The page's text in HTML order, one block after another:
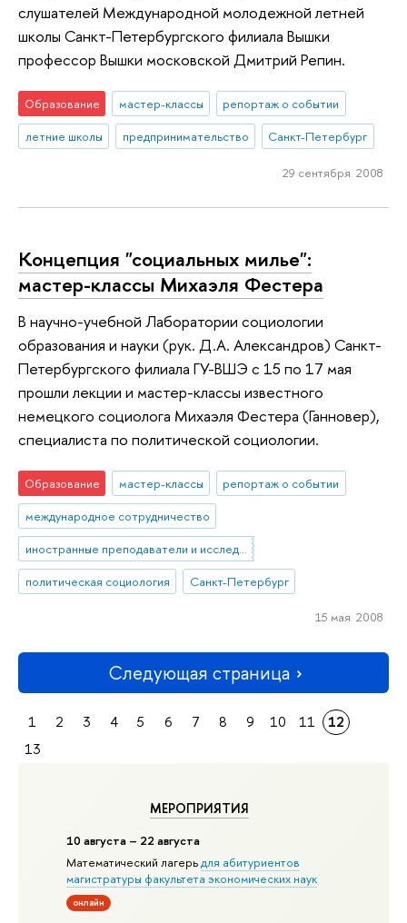
МЕРОПРИЯТИЯ
10 августа – 22 августа
Математический лагерьдля абитуриентов
магистратуры факультета экономических наук
онлайн
слушателей Международной молодежной летней
школы Санкт-Петербургского филиала Вышки
профессор Вышки московской Дмитрий Репин.
Образование мастер-классы
репортаж о событии
летние школы
предпринимательство Санкт-Петербург
29 сентября 2008
Концепция "социальных милье":
мастер-классы Михаэля Фестера
В научно-учебной Лаборатории социологии
образования и науки (рук. Д.А. Александров) Санкт-
Петербургского филиала ГУ-ВШЭ с 15 по 17 мая
прошли лекции и мастер-классы известного
немецкого социолога Михаэля Фестера (Ганновер),
специалиста по политической социологии.
Образование мастер-классы
репортаж о событии
международное сотрудничество
иностранные преподаватели и исследователи
политическая социология
Санкт-Петербург
15 мая 2008
Следующая страница
1 2 3 4 5 6 7 8 9 10 11
12
13